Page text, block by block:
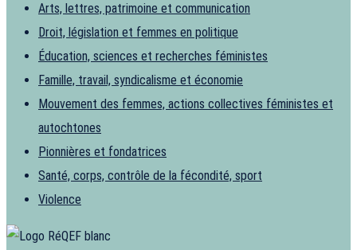
Arts, lettres, patrimoine et communication
Droit, législation et femmes en politique
Éducation, sciences et recherches féministes
Famille, travail, syndicalisme et économie
Mouvement des femmes, actions collectives féministes et
autochtones
Pionnières et fondatrices
Santé, corps, contrôle de la fécondité, sport
Violence